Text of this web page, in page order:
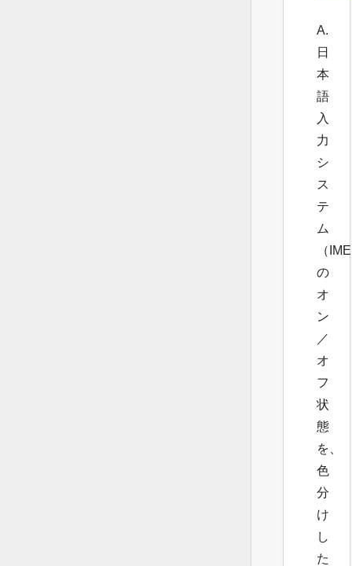
A.
日
本
語
入
力
シ
ス
テ
ム
（
の
オ
ン
／
オ
フ
状
態
を、
色
分
け
し
た